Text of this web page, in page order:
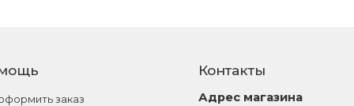
заказ
Контакты
Адрес магазина